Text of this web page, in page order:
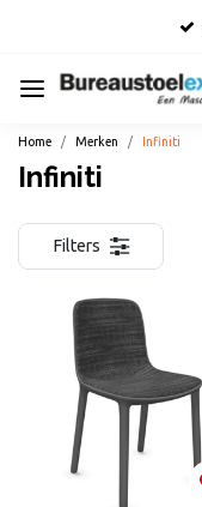
Home Merken Infiniti
Infiniti
Filters